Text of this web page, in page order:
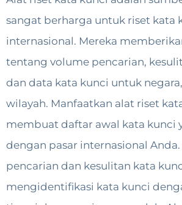
sangat berharga untuk riset kata
internasional. Mereka
tentang volume pencarian,
dan data kata kunci untuk
wilayah. Manfaatkan alat riset
membuat daftar awal kata kunci
dengan pasar internasional
pencarian dan kesulitan kata
mengidentifikasi kata kunci